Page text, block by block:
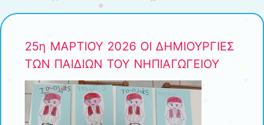
Μετάβαση στο περιεχόμενο
25η ΜΑΡΤΙΟΥ 2026 ΟΙ ΔΗΜΙΟΥΡΓΙΕΣ
ΤΩΝ ΠΑΙΔΙΩΝ ΤΟΥ ΝΗΠΙΑΓΩΓΕΙΟΥ